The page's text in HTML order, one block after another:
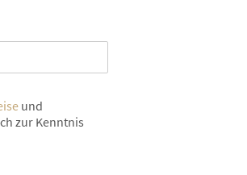
und
zur Kenntnis